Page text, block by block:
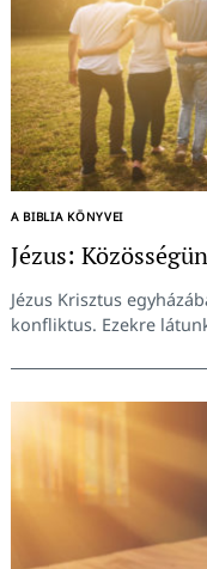
A BIBLIA KÖNYVEI
Jézus:
Jézus Krisztus
konfliktus. Ezekre
Keresés: